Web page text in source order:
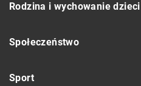
Rodzina i wychowanie dzieci
Społeczeństwo
Sport